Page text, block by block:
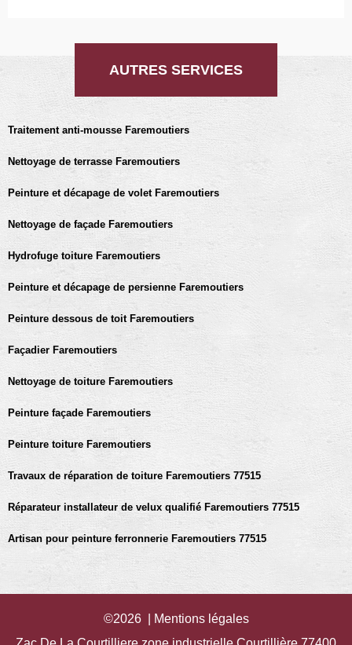
AUTRES SERVICES
Traitement anti-mousse Faremoutiers
Nettoyage de terrasse Faremoutiers
Peinture et décapage de volet Faremoutiers
Nettoyage de façade Faremoutiers
Hydrofuge toiture Faremoutiers
Peinture et décapage de persienne Faremoutiers
Peinture dessous de toit Faremoutiers
Façadier Faremoutiers
Nettoyage de toiture Faremoutiers
Peinture façade Faremoutiers
Peinture toiture Faremoutiers
Travaux de réparation de toiture Faremoutiers 77515
Réparateur installateur de velux qualifié Faremoutiers 77515
Artisan pour peinture ferronnerie Faremoutiers 77515
©2026 |
Mentions légales